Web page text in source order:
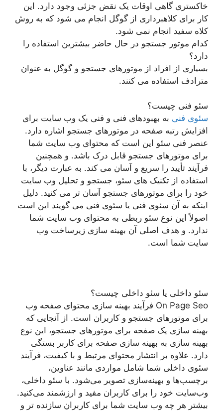
خاکستری گاهی اوقات یک نقض جزئی وجود دارد. این
کار برای کلاهبرداری از گوگل انجام می شود که به روش
کلاه سفید انجام نمی شود.
کدام موتور جستجو در حال حاضر بیشترین استفاده را
دارد؟
بسیاری از افراد از موتورهای جستجو و گوگل به عنوان
مترادف استفاده می کنند.
سئو فنی چیست؟
سئوی فنی به بهبودهای فنی و فنی یک وب سایت برای
افزایش رتبه صفحه در موتورهای جستجو اشاره دارد.
عنصر فنی سئو این است که محتوای وب سایت شما
برای موتورهای جستجو قابل درک باشد. و همچنین
فرآیند تأیید را سریع و آسان می کند. به عبارت دیگر، با
استفاده از تکنیک های سئو، جستجو و تحلیل وب سایت
خود را برای موتورهای جستجو آسان تر می کنید. دلیل
اینکه به آن سئوی فنی یا سئوی فنی می گویند این است
اصولاً این نوع سئو ربطی به محتوای وب سایت شما
ندارد. و هدف اصلی آن بهینه سازی زیرساخت وب
سایت شما است.
سئو داخلی یا سئو داخلی چیست؟
On Page Seo فرآیند بهینه سازی محتوای صفحه وب
برای موتورهای جستجو و کاربران است. از آنجایی که
بهینه سازی یک صفحه برای موتورهای جستجو، این نوع
بهینه سازی به بهینه سازی صفحه برای کاربر بستگی
دارد. علاوه بر انتشار محتوای مرتبط و با کیفیت، فرآیند
سئوی داخلی شما شامل مواردی مانند عناوین،
برچسب‌ها و بهینه‌سازی تصویر می‌شود. با سئو داخلی،
وب‌سایت خود را برای کاربران مفید و ارزشمند می‌کنید.
بیشتر هر چه وب سایت شما برای کاربران سازنده تر و